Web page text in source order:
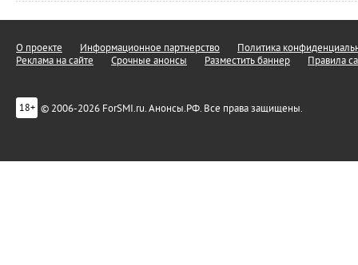
О проекте Информационное партнерство
Политика
Реклама на сайте
Срочные анонсы Разместить баннер Правила
18+ © 2006-2026 ForSMI.ru. Анонсы.РФ. Все права защищены.